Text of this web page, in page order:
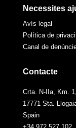
Necessites
Avís legal
Política de
Canal de
Contacte
Crta. N-IIa, Km.
17771 Sta.
Spain